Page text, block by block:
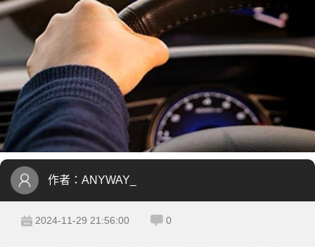
作者： ANYWAY_
2024-11-29 21:56:00 0